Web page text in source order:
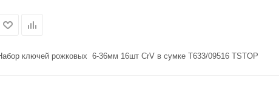
ключей рожковых 6-36мм 16шт CrV в сумке T633/09516 TSTOP